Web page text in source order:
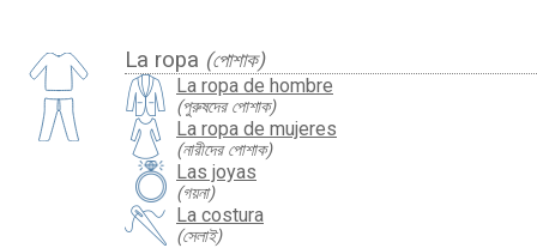
La ropa (পোশাক)
La ropa de hombre
(পুরুষদের পোশাক)
La ropa de mujeres
(নারীদের পোশাক)
Las joyas
(গয়না)
La costura
(সেলাই)